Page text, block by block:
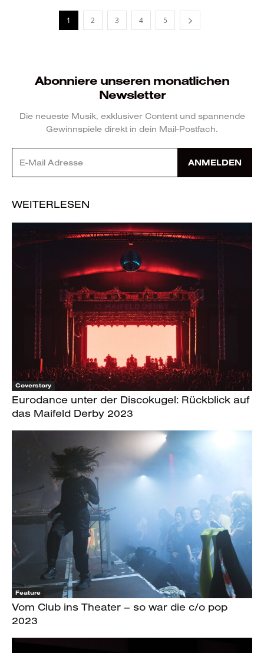
1 2 3 4 5
Abonniere unseren monatlichen
Newsletter
Die neueste Musik, exklusiver Content und spannende
Gewinnspiele direkt in dein Mail-Postfach.
ANMELDEN
WEITERLESEN
Coverstory
Eurodance unter der Discokugel: Rückblick auf
das Maifeld Derby 2023
Feature
Vom Club ins Theater – so war die c/o pop
2023